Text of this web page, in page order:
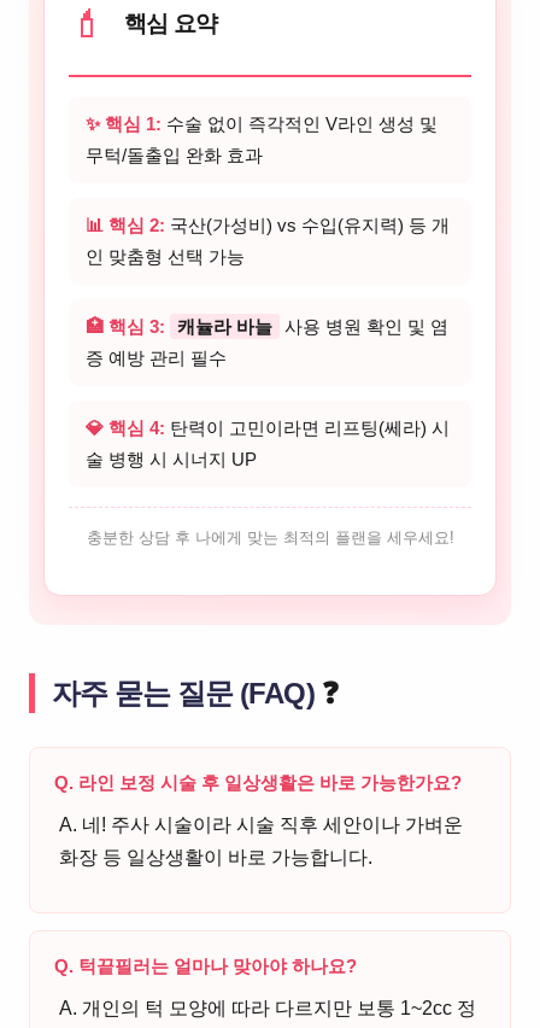
💄 핵심 요약
✨ 핵심 1: 수술 없이 즉각적인 V라인 생성 및
무턱/돌출입 완화 효과
📊 핵심 2: 국산(가성비) vs 수입(유지력) 등 개
인 맞춤형 선택 가능
🏥 핵심 3: 캐뉼라 바늘 사용 병원 확인 및 염
증 예방 관리 필수
💎 핵심 4: 탄력이 고민이라면 리프팅(쎄라) 시
술 병행 시 시너지 UP
충분한 상담 후 나에게 맞는 최적의 플랜을 세우세요!
자주 묻는 질문 (FAQ)❓
Q. 라인 보정 시술 후 일상생활은 바로 가능한가요?
A. 네! 주사 시술이라 시술 직후 세안이나 가벼운
화장 등 일상생활이 바로 가능합니다.
Q. 턱끝필러는 얼마나 맞아야 하나요?
A. 개인의 턱 모양에 따라 다르지만 보통 1~2cc 정